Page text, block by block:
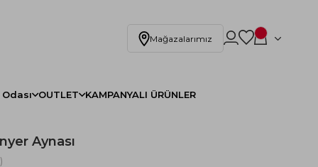
Mağazalarımız
OUTLET KAMPANYALI ÜRÜNLER
Aynası